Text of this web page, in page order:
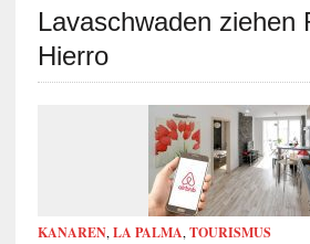
Lavaschwaden ziehen
Hierro
KANAREN,LA PALMA,TOURISMUS